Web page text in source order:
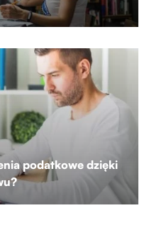
podatkowe dzięki